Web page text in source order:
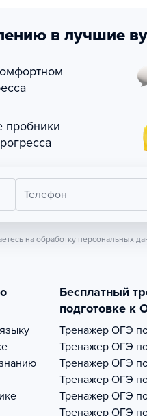
в лучшие
Телефон
на обработку персональных
Бесплатный
подготовке к
Тренажер ОГЭ
Тренажер ОГЭ
Тренажер ОГЭ
Тренажер ОГЭ
Тренажер ОГЭ
Тренажер ОГЭ